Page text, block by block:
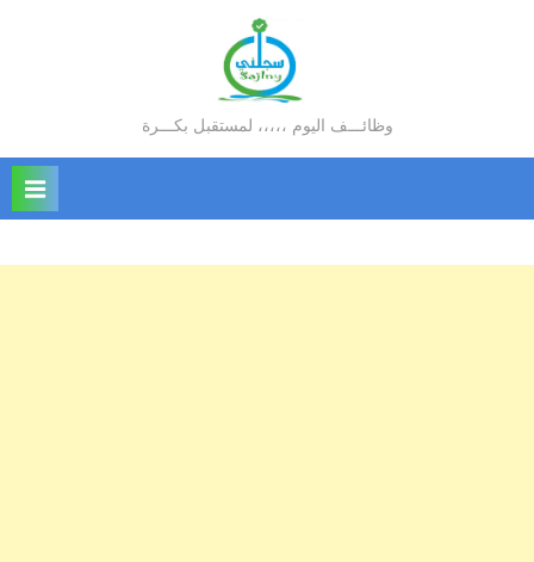
سجلني
وظائـــف اليوم ،،،،، لمستقبل بكـــرة